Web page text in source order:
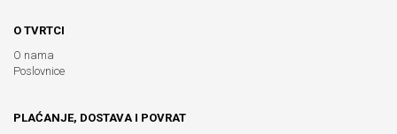
O TVRTCI
O nama
Poslovnice
PLAĆANJE, DOSTAVA I POVRAT